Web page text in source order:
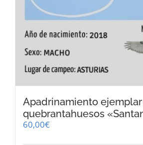
Apadrinamiento ejemplar
quebrantahuesos
60,00€